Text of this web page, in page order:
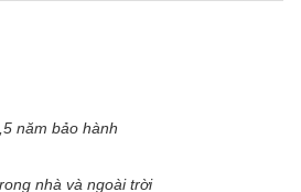
năm bảo hành
nhà và ngoài trời